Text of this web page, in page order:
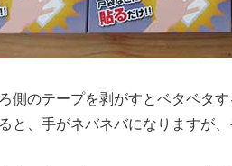
側のテープを剥がすとベタベタ
と、手がネバネバになりますが